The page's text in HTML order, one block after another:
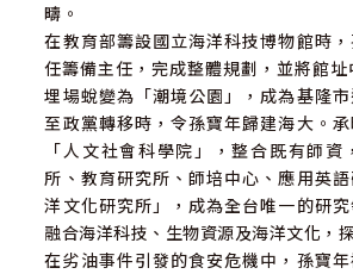
疇。
在教育部籌設國立海洋科技博物館時
任籌備主任，完成整體規劃，並將館
埋場蛻變為「潮境公園」，成為基隆
至政黨轉移時，令孫寶年歸建海大。
「人文社會科學院」，整合既有師
所、教育研究所、師培中心、應用英
洋文化研究所」，成為全台唯一的研
融合海洋科技、生物資源及海洋文化，
在劣油事件引發的食安危機中，孫寶